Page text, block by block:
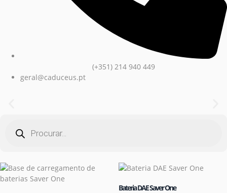
(+351) 214 940 449
geral@caduceus.pt
Bateria DAE Saver One